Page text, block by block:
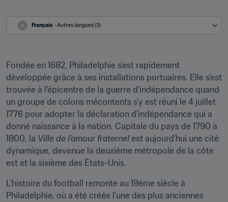
Français - Autres langues (3)
Fondée en 1682, Philadelphie s'est rapidement
développée grâce à ses installations portuaires. Elle s'est
trouvée à l'épicentre de la guerre d'indépendance quand
un groupe de colons mécontents s'y est réuni le 4 juillet
1776 pour adopter la déclaration d'indépendance qui a
donné naissance à la nation. Capitale du pays de 1790 à
1800, la Ville de l'amour fraternel est aujourd'hui une cité
dynamique, devenue la deuxième métropole de la côte
est et la sixième des États-Unis.
L'histoire du football remonte au 19ème siècle à
Philadelphie, où a été créée l'une des plus anciennes